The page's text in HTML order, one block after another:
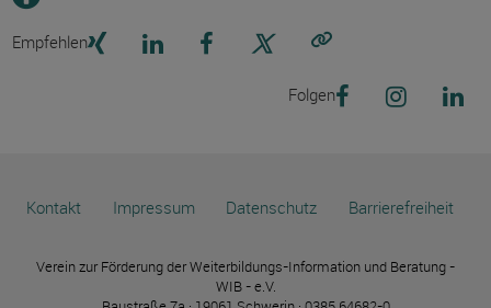
Empfehlen
Folgen
Kontakt Impressum Datenschutz Barrierefreiheit
Verein zur Förderung der Weiterbildungs-Information und Beratung -
WIB - e.V.